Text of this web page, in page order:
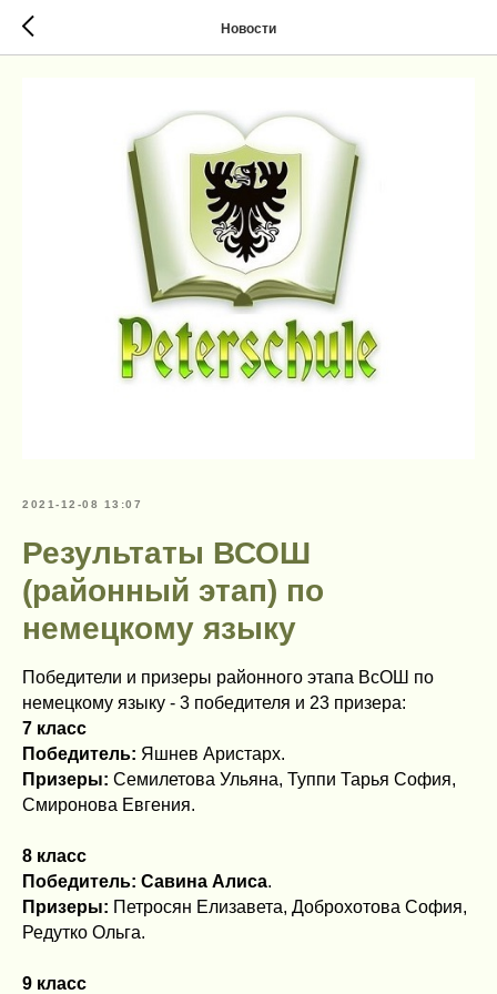
Новости
2021-12-08 13:07
Результаты ВСОШ
(районный этап) по
немецкому языку
Победители и призеры районного этапа ВсОШ по
немецкому языку - 3 победителя и 23 призера:
7 класс
Победитель: Яшнев Аристарх.
Призеры: Семилетова Ульяна, Туппи Тарья София,
Смиронова Евгения.
8 класс
Победитель: Савина Алиса.
Призеры: Петросян Елизавета, Доброхотова София,
Редутко Ольга.
9 класс